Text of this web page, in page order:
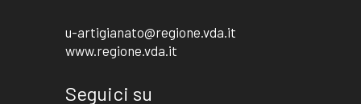
u-artigianato@regione.vda.it
www.regione.vda.it
Seguici su